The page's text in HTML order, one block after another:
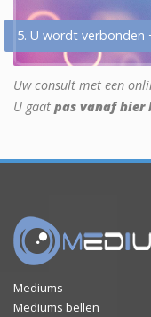
5. U wordt verbonden
Uw consult met een
U gaat pas vanaf hier
Mediums
Mediums bellen